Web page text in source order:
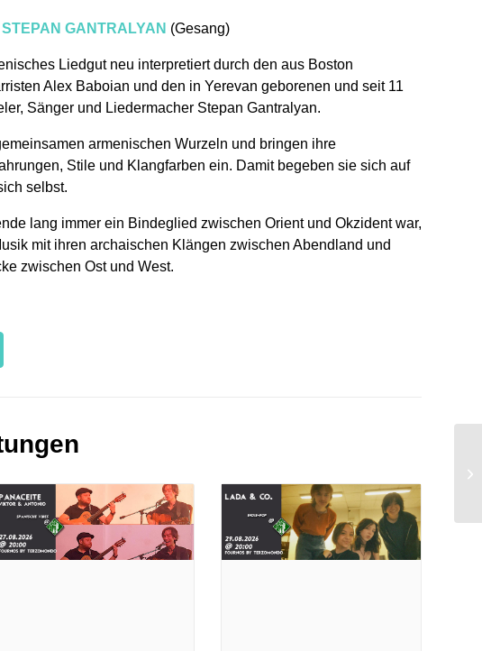
STEPAN GANTRALYAN (Gesang)
Liedgut neu interpretiert durch den aus Boston
Alex Baboian und den in Yerevan geborenen und seit 11
Sänger und Liedermacher Stepan Gantralyan.
armenischen Wurzeln und bringen ihre
Stile und Klangfarben ein. Damit begeben sie sich auf
selbst.
lang immer ein Bindeglied zwischen Orient und Okzident war,
mit ihren archaischen Klängen zwischen Abendland und
zwischen Ost und West.